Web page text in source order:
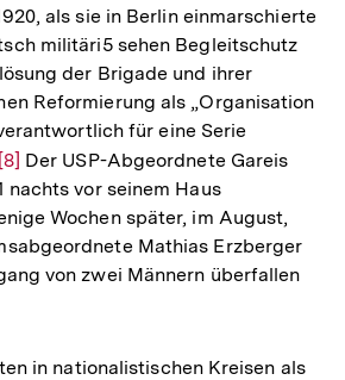
als sie in Berlin einmarschierte
militäri5 sehen Begleitschutz
der Brigade und ihrer
Reformierung als „Organisation
für eine Serie
Zur
[8] Der USP-Abgeordnete Gareis
nachts vor seinem Haus
Wochen später, im August,
Mathias Erzberger
von zwei Männern überfallen
in nationalistischen Kreisen als